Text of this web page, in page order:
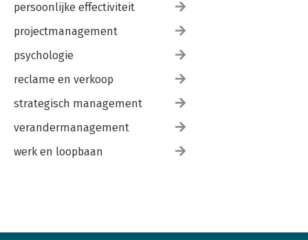
persoonlijke effectiviteit
projectmanagement
psychologie
reclame en verkoop
strategisch management
verandermanagement
werk en loopbaan